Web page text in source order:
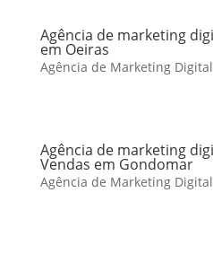
Agência de marketing
em Oeiras
Agência de Marketing
Agência de marketing
Vendas em Gondomar
Agência de Marketing